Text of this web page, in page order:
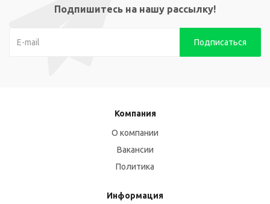
Подпишитесь на нашу рассылку!
Компания
О компании
Вакансии
Политика
Информация